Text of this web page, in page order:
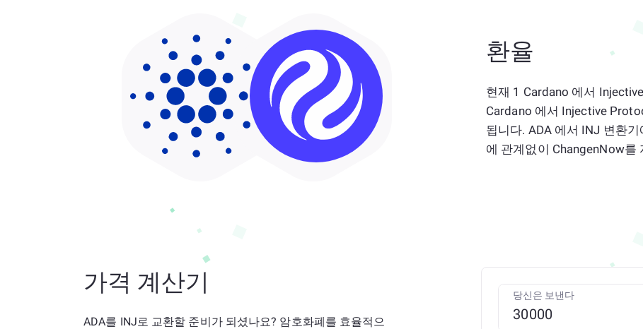
환율
현재 1 Cardano 에서
Cardano 에서 Injective
됩니다. ADA 에서 INJ 변환
에 관계없이 ChangenNow를
가격 계산기
ADA를 INJ로 교환할 준비가 되셨나요? 암호화폐를 효율적으
당신은 보낸다